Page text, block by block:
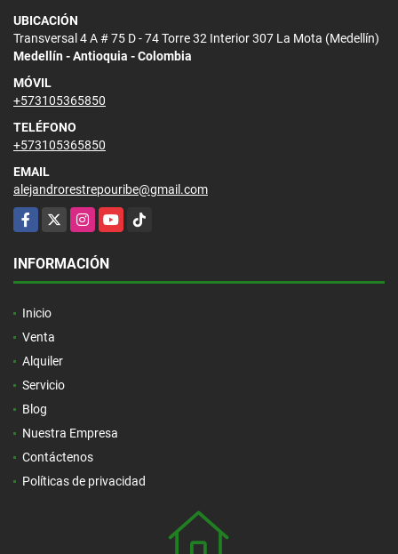
UBICACIÓN
Transversal 4 A # 75 D - 74 Torre 32 Interior 307 La Mota (Medellín)
Medellín - Antioquia - Colombia
MÓVIL
+573105365850
TELÉFONO
+573105365850
EMAIL
alejandrorestrepouribe@gmail.com
Facebook
X InstagramYouTubeTikTok
INFORMACIÓN
Inicio
Venta
Alquiler
Servicio
Blog
Nuestra Empresa
Contáctenos
Políticas de privacidad